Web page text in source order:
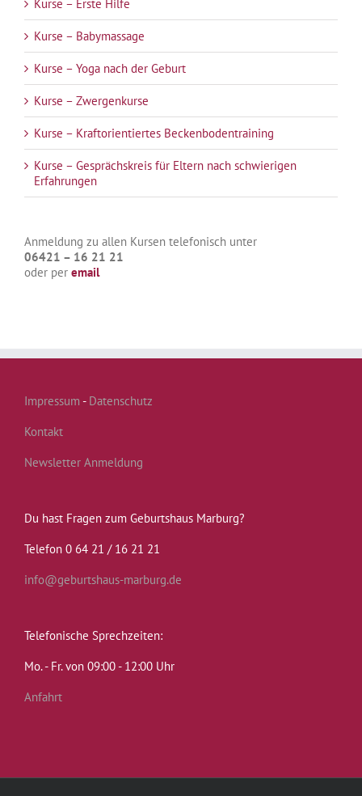
Kurse – Erste Hilfe
Kurse – Babymassage
Kurse – Yoga nach der Geburt
Kurse – Zwergenkurse
Kurse – Kraftorientiertes Beckenbodentraining
Kurse – Gesprächskreis für Eltern nach schwierigen
Erfahrungen
Anmeldung zu allen Kursen telefonisch unter
06421 – 16 21 21
oder per email
Impressum - Datenschutz
Kontakt
Newsletter Anmeldung
Du hast Fragen zum Geburtshaus Marburg?
Telefon 0 64 21 / 16 21 21
info@geburtshaus-marburg.de
Telefonische Sprechzeiten:
Mo. - Fr. von 09:00 - 12:00 Uhr
Anfahrt